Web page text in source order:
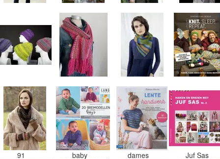
91 baby dames Juf Sas